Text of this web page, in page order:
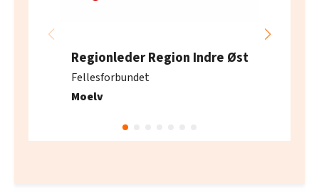
Regionleder Region Indre Øst
Fellesforbundet
Moelv